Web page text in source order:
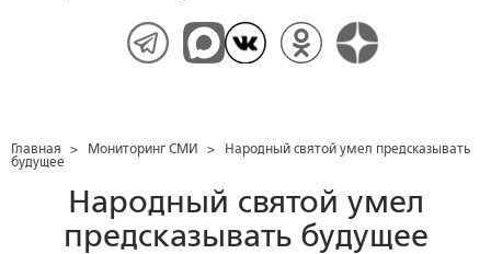
Главная > Мониторинг СМИ >
Народный святой умел предсказывать
будущее
Народный святой умел
предсказывать будущее